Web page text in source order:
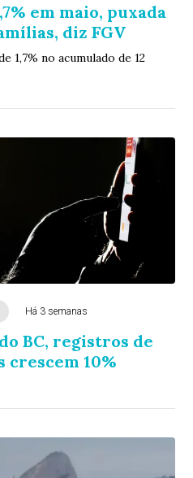
em maio, puxada
diz FGV
1,7% no acumulado de 12
Há 3 semanas
BC, registros de
crescem 10%